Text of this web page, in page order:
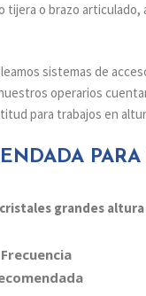
o brazo
sistemas de
operarios
para trabajos en
grandes
Frecuencia